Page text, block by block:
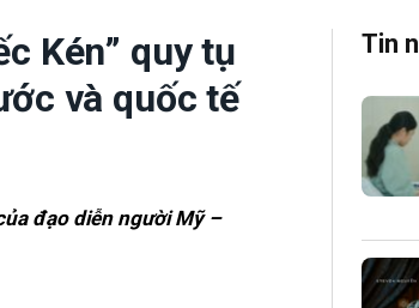
Kén” quy tụ
và quốc tế
đạo diễn người Mỹ –
Tin